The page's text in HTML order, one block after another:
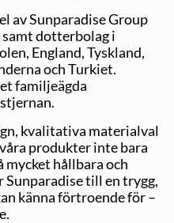
av Sunparadise Group
dotterbolag i
England, Tyskland,
och Turkiet.
familjeägda
kvalitativa materialval
produkter inte bara
mycket hållbara och
till en trygg,
känna förtroende för –